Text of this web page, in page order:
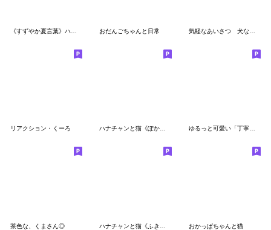
おだんごちゃんと日常
リアクション・くーろ ハナチャンと猫《ぽかぽか敬語編》 ゆるっと可愛い「丁寧ことば」改訂版
茶色な、くまさん◎ おかっぱちゃんと猫